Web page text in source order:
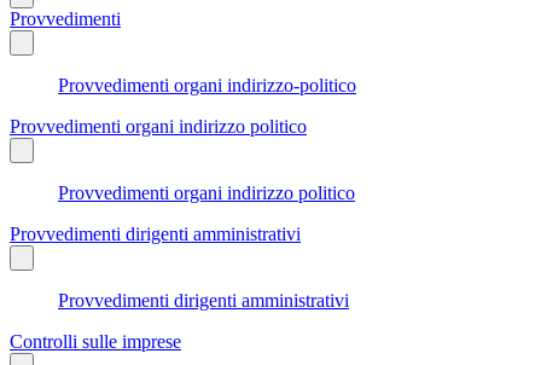
Provvedimenti
Provvedimenti organi indirizzo-politico
Provvedimenti organi indirizzo politico
Provvedimenti organi indirizzo politico
Provvedimenti dirigenti amministrativi
Provvedimenti dirigenti amministrativi
Controlli sulle imprese